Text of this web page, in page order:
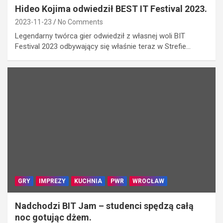
Hideo Kojima odwiedził BEST IT Festival 2023.
2023-11-23 No Comments
Legendarny twórca gier odwiedził z własnej woli BIT
Festival 2023 odbywający się właśnie teraz w Strefie…
GRY IMPREZY KUCHNIA PWR WROCŁAW
Nadchodzi BIT Jam – studenci spędzą całą
noc gotując dżem.